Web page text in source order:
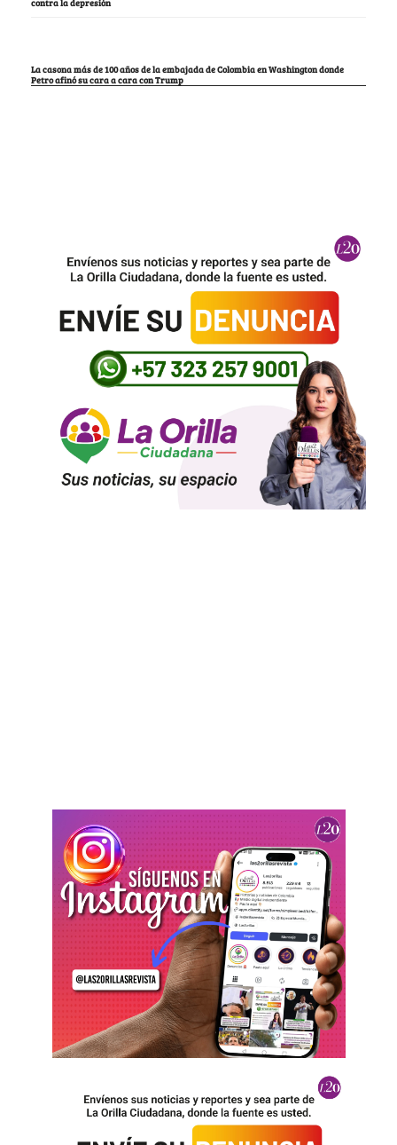
contra la depresión
La casona más de 100 años de la embajada de Colombia en Washington donde
Petro afinó su cara a cara con Trump